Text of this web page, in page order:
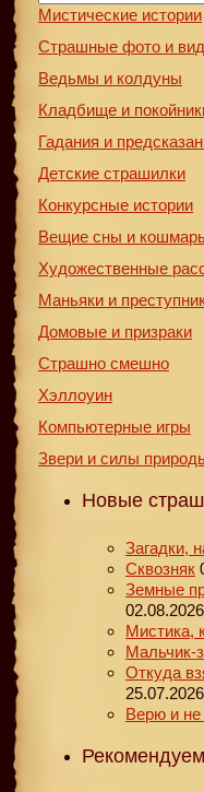
Мистические истории
Страшные фото и
Ведьмы и колдуны
Кладбище и
Гадания и
Детские страшилки
Конкурсные истории
Вещие сны и
Художественные
Маньяки и
Домовые и призраки
Страшно смешно
Хэллоуин
Компьютерные игры
Звери и силы
Новые
Загадки,
Сквозняк
Земные
02.08.2026
Мистика,
Мальчик-
Откуда
25.07.2026
Верю и не